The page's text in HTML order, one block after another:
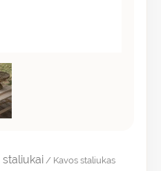
/ Kavos staliukas